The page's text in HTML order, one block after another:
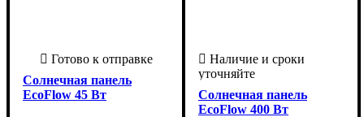
Солнечная панель
EcoFlow 45 Вт
Солнечная панель
EcoFlow 400 Вт